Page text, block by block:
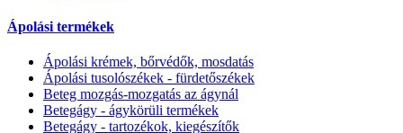
Ápolási termékek
Ápolási krémek, bőrvédők, mosdatás
Ápolási tusolószékek - fürdetőszékek
Beteg mozgás-mozgatás az ágynál
Betegágy - ágykörüli termékek
Betegágy - tartozékok, kiegészítők